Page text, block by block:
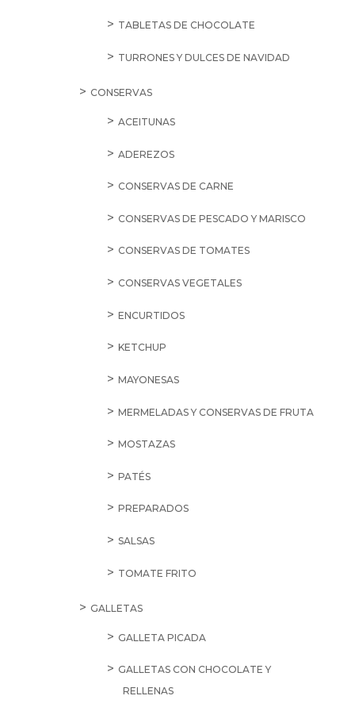
TABLETAS DE CHOCOLATE
TURRONES Y DULCES DE NAVIDAD
CONSERVAS
ACEITUNAS
ADEREZOS
CONSERVAS DE CARNE
CONSERVAS DE PESCADO Y MARISCO
CONSERVAS DE TOMATES
CONSERVAS VEGETALES
ENCURTIDOS
KETCHUP
MAYONESAS
MERMELADAS Y CONSERVAS DE FRUTA
MOSTAZAS
PATÉS
PREPARADOS
SALSAS
TOMATE FRITO
GALLETAS
GALLETA PICADA
GALLETAS CON CHOCOLATE Y
RELLENAS